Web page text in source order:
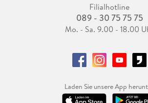
Filialhotline
089 - 30 75 75 75
Mo. - Sa. 9.00 - 18.00
Laden Sie unsere App